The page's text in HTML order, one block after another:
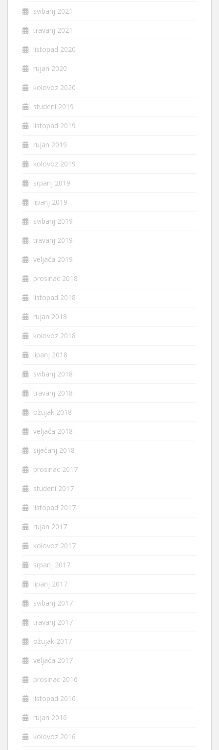
svibanj 2021
travanj 2021
listopad 2020
rujan 2020
kolovoz 2020
studeni 2019
listopad 2019
rujan 2019
kolovoz 2019
srpanj 2019
lipanj 2019
svibanj 2019
travanj 2019
veljača 2019
prosinac 2018
listopad 2018
rujan 2018
kolovoz 2018
lipanj 2018
svibanj 2018
travanj 2018
ožujak 2018
veljača 2018
siječanj 2018
prosinac 2017
studeni 2017
listopad 2017
rujan 2017
kolovoz 2017
srpanj 2017
lipanj 2017
svibanj 2017
travanj 2017
ožujak 2017
veljača 2017
prosinac 2016
listopad 2016
rujan 2016
kolovoz 2016